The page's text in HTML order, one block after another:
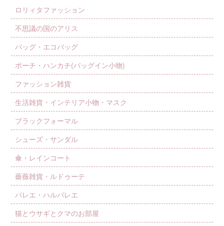
ロリィタファッション
不思議の国のアリス
バッグ・エコバッグ
ポーチ・ハンカチ(バッグイン小物)
ファッション雑貨
生活雑貨・インテリア小物・マスク
ブラックフォーマル
シューズ・サンダル
傘・レインコート
薔薇雑貨・ルドゥーテ
バレエ・ハルバレエ
猫とウサギとクマのお部屋